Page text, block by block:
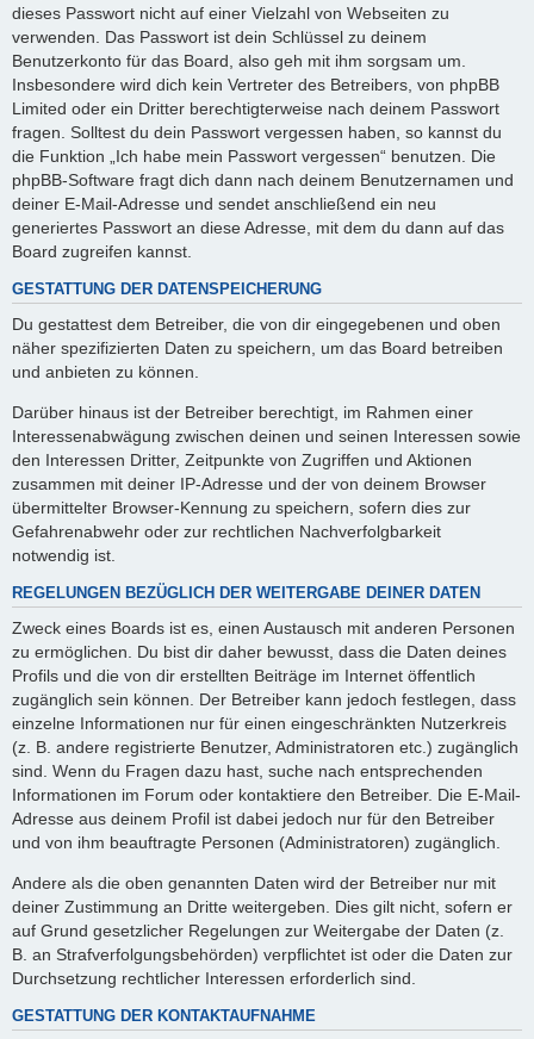
dieses Passwort nicht auf einer Vielzahl von Webseiten zu
verwenden. Das Passwort ist dein Schlüssel zu deinem
Benutzerkonto für das Board, also geh mit ihm sorgsam um.
Insbesondere wird dich kein Vertreter des Betreibers, von phpBB
Limited oder ein Dritter berechtigterweise nach deinem Passwort
fragen. Solltest du dein Passwort vergessen haben, so kannst du
die Funktion „Ich habe mein Passwort vergessen“ benutzen. Die
phpBB-Software fragt dich dann nach deinem Benutzernamen und
deiner E-Mail-Adresse und sendet anschließend ein neu
generiertes Passwort an diese Adresse, mit dem du dann auf das
Board zugreifen kannst.
GESTATTUNG DER DATENSPEICHERUNG
Du gestattest dem Betreiber, die von dir eingegebenen und oben
näher spezifizierten Daten zu speichern, um das Board betreiben
und anbieten zu können.
Darüber hinaus ist der Betreiber berechtigt, im Rahmen einer
Interessenabwägung zwischen deinen und seinen Interessen sowie
den Interessen Dritter, Zeitpunkte von Zugriffen und Aktionen
zusammen mit deiner IP-Adresse und der von deinem Browser
übermittelter Browser-Kennung zu speichern, sofern dies zur
Gefahrenabwehr oder zur rechtlichen Nachverfolgbarkeit
notwendig ist.
REGELUNGEN BEZÜGLICH DER WEITERGABE DEINER DATEN
Zweck eines Boards ist es, einen Austausch mit anderen Personen
zu ermöglichen. Du bist dir daher bewusst, dass die Daten deines
Profils und die von dir erstellten Beiträge im Internet öffentlich
zugänglich sein können. Der Betreiber kann jedoch festlegen, dass
einzelne Informationen nur für einen eingeschränkten Nutzerkreis
(z. B. andere registrierte Benutzer, Administratoren etc.) zugänglich
sind. Wenn du Fragen dazu hast, suche nach entsprechenden
Informationen im Forum oder kontaktiere den Betreiber. Die E-Mail-
Adresse aus deinem Profil ist dabei jedoch nur für den Betreiber
und von ihm beauftragte Personen (Administratoren) zugänglich.
Andere als die oben genannten Daten wird der Betreiber nur mit
deiner Zustimmung an Dritte weitergeben. Dies gilt nicht, sofern er
auf Grund gesetzlicher Regelungen zur Weitergabe der Daten (z.
B. an Strafverfolgungsbehörden) verpflichtet ist oder die Daten zur
Durchsetzung rechtlicher Interessen erforderlich sind.
GESTATTUNG DER KONTAKTAUFNAHME